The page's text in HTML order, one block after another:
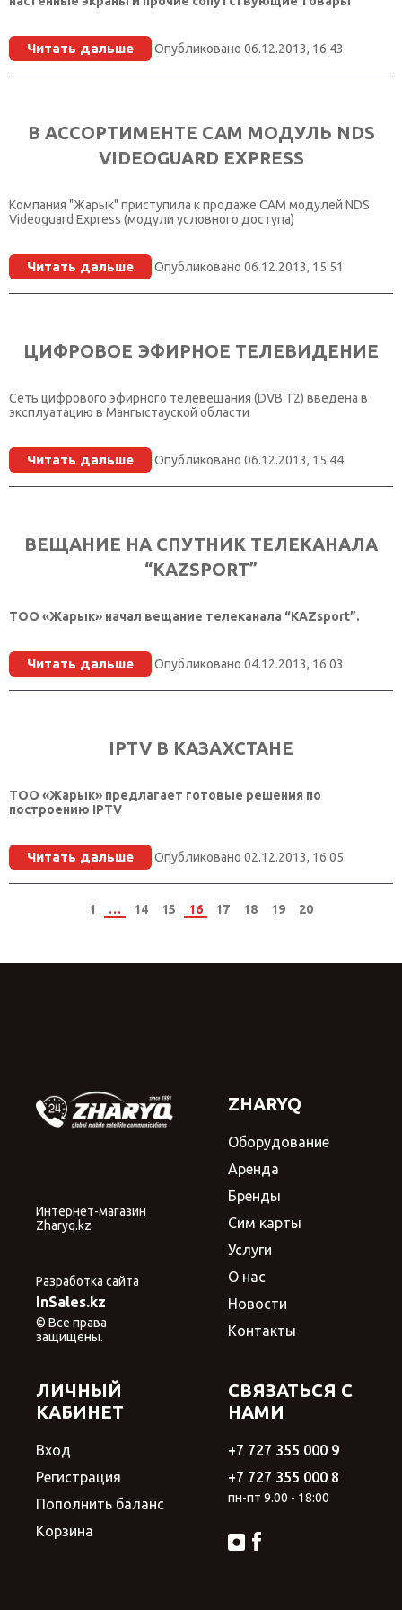
SELECT LANGUAGE ▼
Читать дальше Опубликовано 06.12.2013, 16:43
В АССОРТИМЕНТЕ САМ МОДУЛЬ NDS
VIDEOGUARD EXPRESS
Компания "Жарык" приступила к продаже САМ модулей NDS
Videoguard Express (модули условного доступа)
Читать дальше Опубликовано 06.12.2013, 15:51
ЦИФРОВОЕ ЭФИРНОЕ ТЕЛЕВИДЕНИЕ
Сеть цифрового эфирного телевещания (DVB T2) введена в
эксплуатацию в Мангыстауской области
Читать дальше Опубликовано 06.12.2013, 15:44
ВЕЩАНИЕ НА СПУТНИК ТЕЛЕКАНАЛА
“KAZSPORT”
ТОО «Жарык» начал вещание телеканала “KAZsport”.
Читать дальше Опубликовано 04.12.2013, 16:03
IPTV В КАЗАХСТАНЕ
ТОО «Жарык» предлагает готовые решения по
построению IPTV
Читать дальше Опубликовано 02.12.2013, 16:05
1 … 14 15 16 17 18 19 20
Интернет-магазин
Zharyq.kz
Разработка сайта
InSales.kz
© Все права
защищены.
ZHARYQ
Оборудование
Аренда
Бренды
Сим карты
Услуги
О нас
Новости
Контакты
ЛИЧНЫЙ
КАБИНЕТ
Вход
Регистрация
Пополнить баланс
Корзина
СВЯЗАТЬСЯ С
НАМИ
+7 727 355 000 9
+7 727 355 000 8
пн-пт 9.00 - 18:00